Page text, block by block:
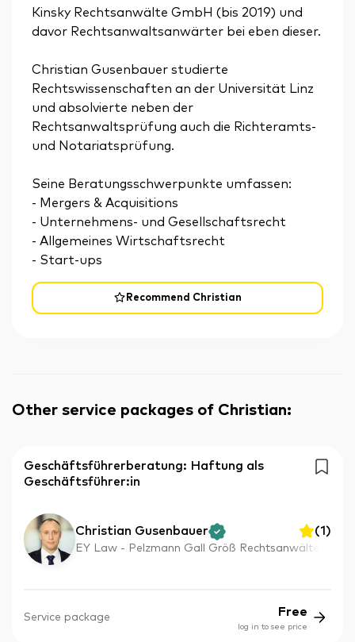
Recommend Christian
Kinsky Rechtsanwälte GmbH (bis 2019) und
davor Rechtsanwaltsanwärter bei eben dieser.
Christian Gusenbauer studierte
Rechtswissenschaften an der Universität Linz
und absolvierte neben der
Rechtsanwaltsprüfung auch die Richteramts-
und Notariatsprüfung.
Seine Beratungsschwerpunkte umfassen:
- Mergers & Acquisitions
- Unternehmens- und Gesellschaftsrecht
- Allgemeines Wirtschaftsrecht
- Start-ups
Other service packages of Christian:
Geschäftsführerberatung: Haftung als
Geschäftsführer:in
Christian Gusenbauer (1)
EY Law - Pelzmann Gall Größ Rechtsanwälte
Service package Free
log in to see price